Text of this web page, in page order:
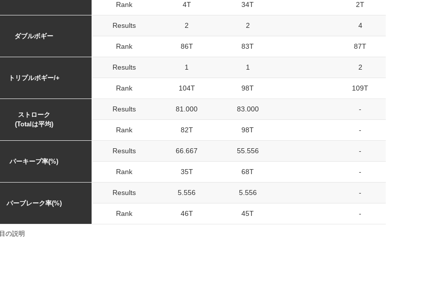
Rank 4T 34T 2T
ダブルボギー
Results 2 2 4
Rank 86T 83T 87T
トリプルボギー/+
Results 1 1 2
Rank 104T 98T 109T
ストローク
(Totalは平均)
Results 81.000 83.000 -
Rank 82T 98T -
パーキープ率(%)
Results 66.667 55.556 -
Rank 35T 68T -
パーブレーク率(%)
Results 5.556 5.556 -
Rank 46T 45T -
の説明